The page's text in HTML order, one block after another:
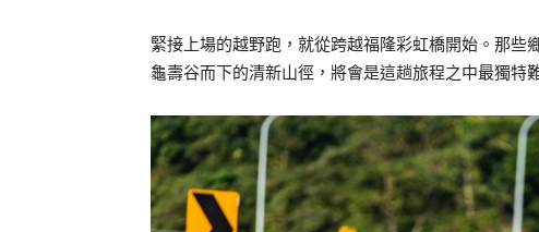
緊接上場的越野跑，就從跨越福隆彩虹橋開始。那
龜壽谷而下的清新山徑，將會是這趟旅程之中最獨特